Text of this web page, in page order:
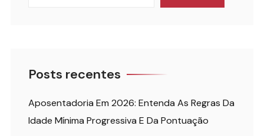
Posts recentes
Aposentadoria Em 2026: Entenda As Regras Da
Idade Mínima Progressiva E Da Pontuação